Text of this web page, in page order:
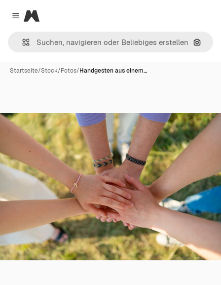
Close menu
Magnific
Nach
Startseite/Stock/Fotos/Handgesten aus einem…